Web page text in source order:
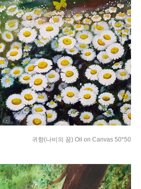
귀향(나비의 꿈) Oil on Canvas 50*50